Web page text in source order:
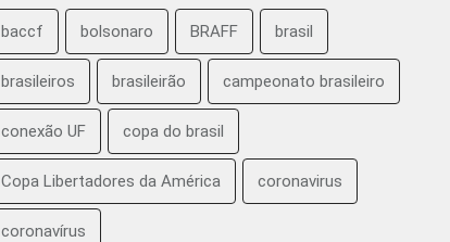
baccf bolsonaro BRAFF brasil
brasileiros brasileirão campeonato brasileiro
conexão UF copa do brasil
Copa Libertadores da América coronavirus
coronavírus